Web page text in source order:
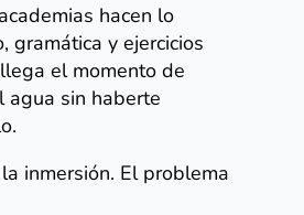
hacen lo
gramática y ejercicios
el momento de
agua sin haberte
inmersión. El problema